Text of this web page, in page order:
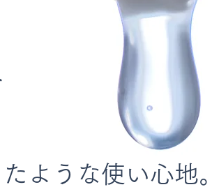
たような使い心地。